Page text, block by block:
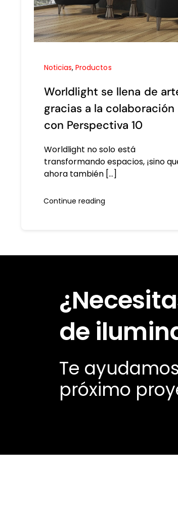
Noticias,Productos
Worldlight se llena de
gracias a la colaboración
con Perspectiva 10
Worldlight no solo está
transformando espacios, ¡sino
ahora también [...]
Continue reading
de
Te
próximo